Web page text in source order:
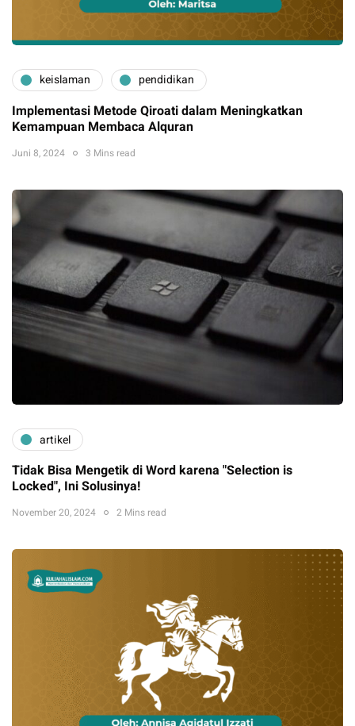
keislaman pendidikan
Implementasi Metode Qiroati dalam Meningkatkan
Kemampuan Membaca Alquran
Juni 8, 2024 3 Mins read
artikel
Tidak Bisa Mengetik di Word karena "Selection is
Locked", Ini Solusinya!
November 20, 2024 2 Mins read